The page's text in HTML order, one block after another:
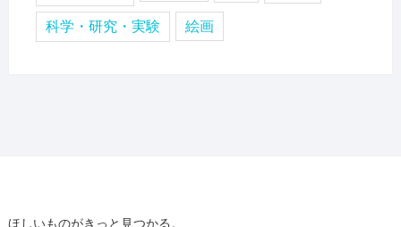
科学・研究・実験 絵画
ほしいものがきっと見つかる。